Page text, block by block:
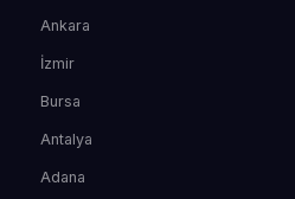
Ankara
İzmir
Bursa
Antalya
Adana